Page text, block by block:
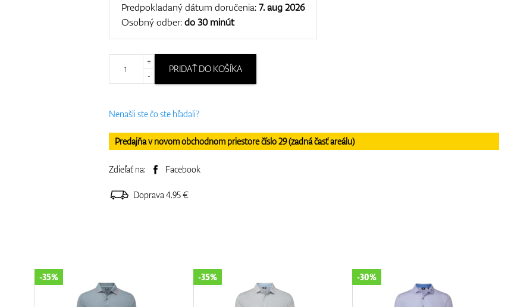
Predpokladaný dátum doručenia:7. aug 2026
Osobný odber:do 30 minút
+
-
PRIDAŤ DO KOŠÍKA
Nenašli ste čo ste hľadali?
Predajňa v novom obchodnom priestore číslo 29 (zadná časť areálu)
Zdieľať na: Facebook
Doprava 4.95 €
-35% -30% -30%